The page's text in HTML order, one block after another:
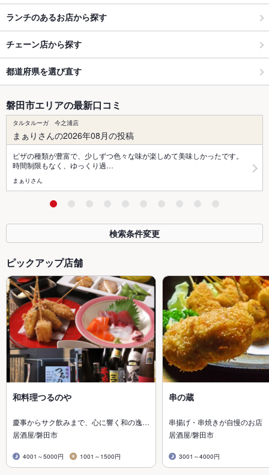
ランチのあるお店から探す
チェーン店から探す
都道府県を選び直す
磐田市エリアの最新口コミ
タルタルーガ 今之浦店
まぁりさんの2026年08月の投稿
ピザの種類が豊富で、少しずつ色々な味が楽しめて美味しかったです。
時間制限もなく、ゆっくり過…
まぁりさん
検索条件変更
ピックアップ店舗
和料理つるのや
慶事からサク飲みまで、心に響く和の逸…
居酒屋/磐田市
4001～5000円 1001～1500円
串の蔵
串揚げ・串焼きが自慢のお店
居酒屋/磐田市
3001～4000円